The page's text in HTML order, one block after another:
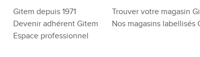
Gitem depuis 1971
Devenir adhérent Gitem
Espace professionnel
Trouver votre magasin
Nos magasins labellisés